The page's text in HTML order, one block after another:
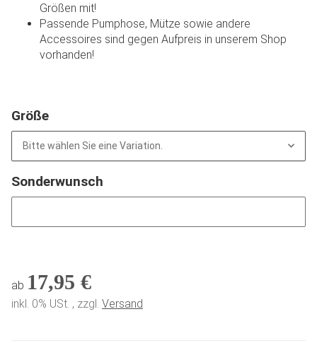
Größen mit!
Passende Pumphose, Mütze sowie andere
Accessoires sind gegen Aufpreis in unserem Shop
vorhanden!
Größe
Bitte wählen Sie eine Variation.
Sonderwunsch
ab 17,95 €
inkl. 0% USt. , zzgl. Versand